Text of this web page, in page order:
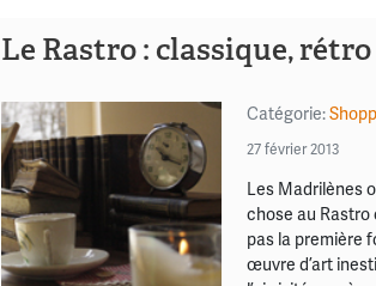
Le Rastro : classique,
Catégorie:
27 février 2013
Les Madrilènes
chose au Rastro
pas la première
œuvre d’art